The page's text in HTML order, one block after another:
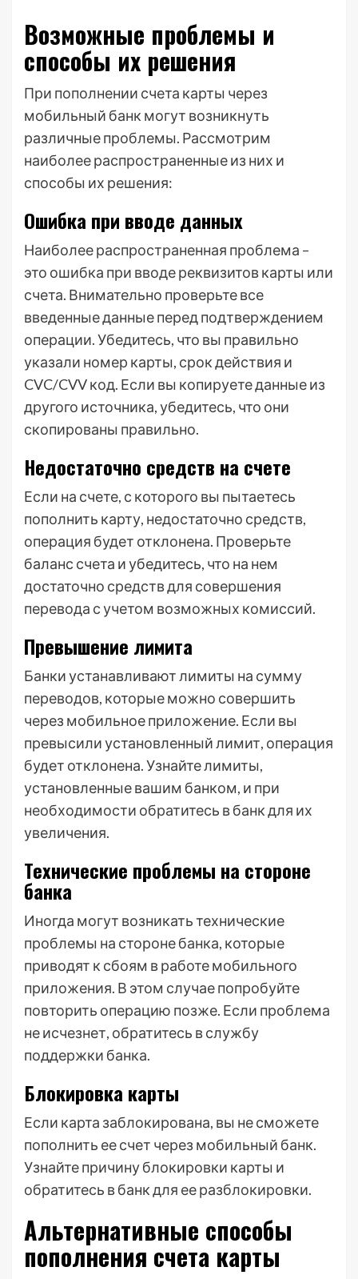
Возможные проблемы и
способы их решения
При пополнении счета карты через
мобильный банк могут возникнуть
различные проблемы. Рассмотрим
наиболее распространенные из них и
способы их решения:
Ошибка при вводе данных
Наиболее распространенная проблема –
это ошибка при вводе реквизитов карты или
счета. Внимательно проверьте все
введенные данные перед подтверждением
операции. Убедитесь, что вы правильно
указали номер карты, срок действия и
CVC/CVV код. Если вы копируете данные из
другого источника, убедитесь, что они
скопированы правильно.
Недостаточно средств на счете
Если на счете, с которого вы пытаетесь
пополнить карту, недостаточно средств,
операция будет отклонена. Проверьте
баланс счета и убедитесь, что на нем
достаточно средств для совершения
перевода с учетом возможных комиссий.
Превышение лимита
Банки устанавливают лимиты на сумму
переводов, которые можно совершить
через мобильное приложение. Если вы
превысили установленный лимит, операция
будет отклонена. Узнайте лимиты,
установленные вашим банком, и при
необходимости обратитесь в банк для их
увеличения.
Технические проблемы на стороне
банка
Иногда могут возникать технические
проблемы на стороне банка, которые
приводят к сбоям в работе мобильного
приложения. В этом случае попробуйте
повторить операцию позже. Если проблема
не исчезнет, обратитесь в службу
поддержки банка.
Блокировка карты
Если карта заблокирована, вы не сможете
пополнить ее счет через мобильный банк.
Узнайте причину блокировки карты и
обратитесь в банк для ее разблокировки.
Альтернативные способы
пополнения счета карты